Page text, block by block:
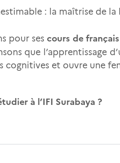
: la maîtrise de la
pour sescours de
que l’apprentissage
cognitives et ouvre une
à l’IFI Surabaya ?